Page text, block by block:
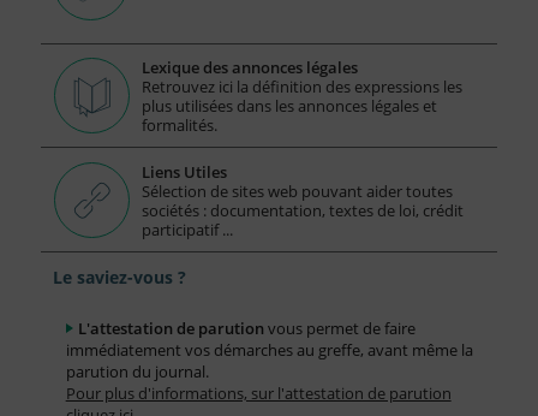
Lexique des annonces légales
Retrouvez ici la définition des expressions les
plus utilisées dans les annonces légales et
formalités.
Liens Utiles
Sélection de sites web pouvant aider toutes
sociétés : documentation, textes de loi, crédit
participatif ...
Le saviez-vous ?
L'attestation de parution vous permet de faire
immédiatement vos démarches au greffe, avant même la
parution du journal.
Pour plus d'informations, sur l'attestation de parution